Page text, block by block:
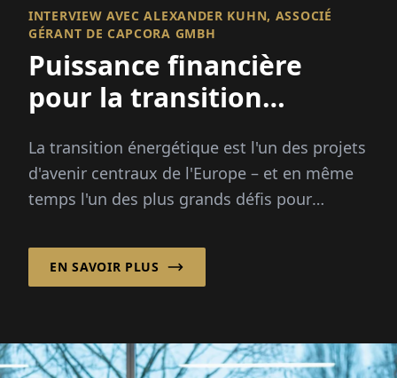
INTERVIEW AVEC ALEXANDER KUHN, ASSOCIÉ
GÉRANT DE CAPCORA GMBH
Puissance financière
pour la transition
La transition énergétique est l'un des projets
d'avenir centraux de l'Europe – et en même
temps l'un des plus grands défis pour
EN SAVOIR PLUS